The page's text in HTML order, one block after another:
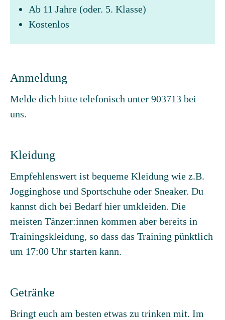
Ab 11 Jahre (oder. 5. Klasse)
Kostenlos
Anmeldung
Melde dich bitte telefonisch unter 903713 bei
uns.
Kleidung
Empfehlenswert ist bequeme Kleidung wie z.B.
Jogginghose und Sportschuhe oder Sneaker. Du
kannst dich bei Bedarf hier umkleiden. Die
meisten Tänzer:innen kommen aber bereits in
Trainingskleidung, so dass das Training pünktlich
um 17:00 Uhr starten kann.
Getränke
Bringt euch am besten etwas zu trinken mit. Im